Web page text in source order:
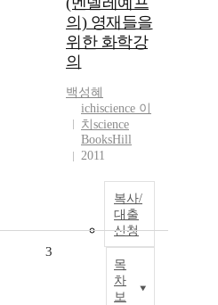
의) 영재들을
위한 화학강
의
백성혜
ichiscience 이
치science
BooksHill
2011
복사/
대출
신청
목
차
보
3